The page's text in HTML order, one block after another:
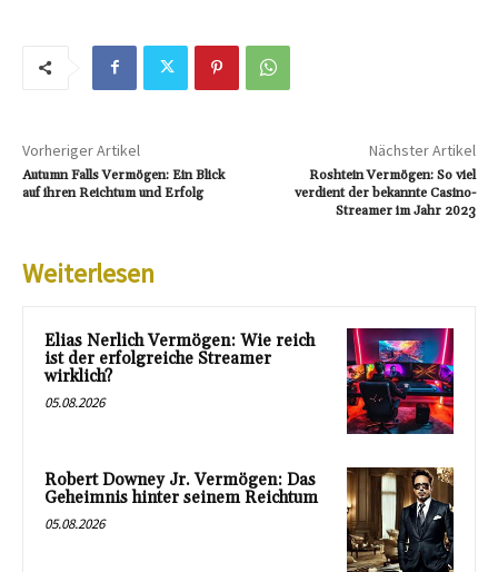
Vorheriger Artikel
Autumn Falls Vermögen: Ein Blick
auf ihren Reichtum und Erfolg
Nächster Artikel
Roshtein Vermögen: So viel
verdient der bekannte Casino-
Streamer im Jahr 2023
Weiterlesen
Elias Nerlich Vermögen: Wie reich
ist der erfolgreiche Streamer
wirklich?
05.08.2026
Robert Downey Jr. Vermögen: Das
Geheimnis hinter seinem Reichtum
05.08.2026